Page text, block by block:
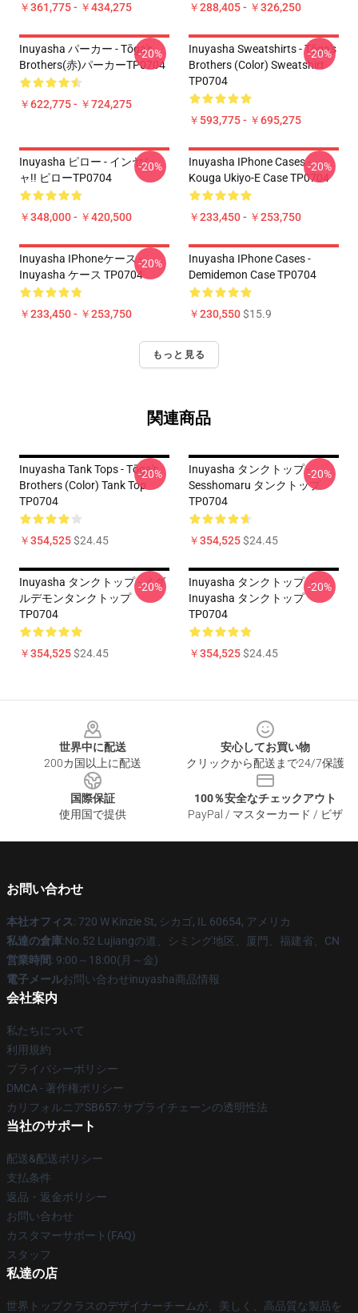
￥361,775 - ￥434,275 ￥288,405 - ￥326,250
Inuyasha パーカー - Tōga's
Brothers(赤)パーカーTP0704
￥622,775 - ￥724,275
-20%
Inuyasha Sweatshirts - Tōga's
Brothers (color) Sweatshirt
TP0704
￥593,775 - ￥695,275
-20%
Inuyasha ピロー - インヤシ
ャ!! ピローTP0704
￥348,000 - ￥420,500
-20%
Inuyasha IPhone Cases -
Kouga Ukiyo-E Case TP0704
￥233,450 - ￥253,750
-20%
Inuyasha IPhoneケース -
Inuyasha ケース TP0704
￥233,450 - ￥253,750
-20%
Inuyasha IPhone Cases -
Demidemon Case TP0704
￥230,550$15.9
もっと見る
関連商品
Inuyasha Tank Tops - Tōga's
Brothers (color) Tank Top
TP0704
￥354,525$24.45
-20%
Inuyasha タンクトップ -
Sesshomaru タンクトップ
TP0704
￥354,525$24.45
-20%
Inuyasha タンクトップ - メダ
ルデモンタンクトップ
TP0704
￥354,525$24.45
-20%
Inuyasha タンクトップ ・
Inuyasha タンクトップ
TP0704
￥354,525$24.45
-20%
世界中に配送
200カ国以上に配送
安心してお買い物
クリックから配送まで24/7保護
国際保証
使用国で提供
100％安全なチェックアウト
PayPal / マスターカード / ビザ
お問い合わせ
本社オフィス: 720 W Kinzie St, シカゴ, IL 60654, アメリカ
私達の倉庫:No.52 Lujiangの道、シミング地区、厦門、福建省、CN
営業時間: 9:00～18:00(月～金)
電子メールお問い合わせinuyasha商品情報
会社案内
私たちについて
利用規約
プライバシーポリシー
DMCA - 著作権ポリシー
カリフォルニアSB657: サプライチェーンの透明性法
当社のサポート
配送&配送ポリシー
支払条件
返品・返金ポリシー
お問い合わせ
カスタマーサポート(FAQ)
スタッフ
私達の店
世界トップクラスのデザイナーチームが、美しく、高品質な製品を